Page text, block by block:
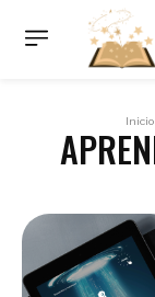
Inicio